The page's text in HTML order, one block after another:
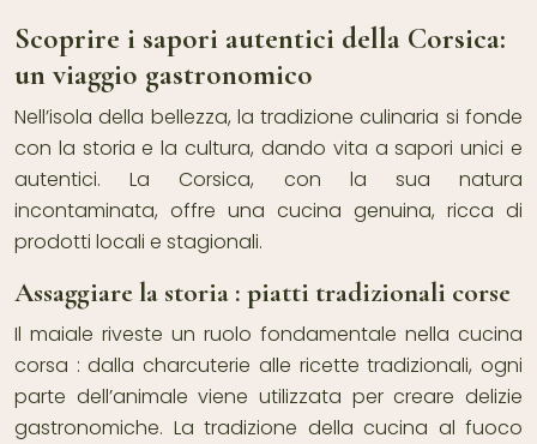
Scoprire i sapori autentici della Corsica:
un viaggio gastronomico
Nell’isola della bellezza, la tradizione culinaria si fonde
con la storia e la cultura, dando vita a sapori unici e
autentici. La Corsica, con la sua natura
incontaminata, offre una cucina genuina, ricca di
prodotti locali e stagionali.
Assaggiare la storia : piatti tradizionali corse
Il maiale riveste un ruolo fondamentale nella cucina
corsa : dalla charcuterie alle ricette tradizionali, ogni
parte dell’animale viene utilizzata per creare delizie
gastronomiche. La tradizione della cucina al fuoco